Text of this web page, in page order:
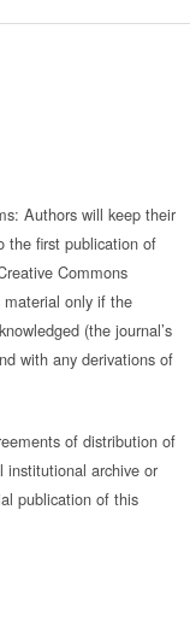
Authors will keep their
the first publication of
Commons
only if the
(the journal’s
with any derivations of
of distribution of
archive or
publication of this